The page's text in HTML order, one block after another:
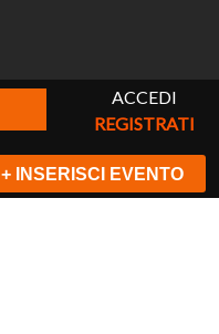
ACCEDI
REGISTRATI
+ INSERISCI EVENTO